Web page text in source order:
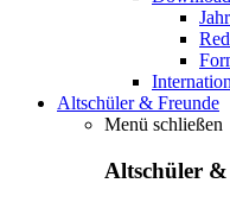
Altschüler & Freunde
Menü schließen
Altschüler